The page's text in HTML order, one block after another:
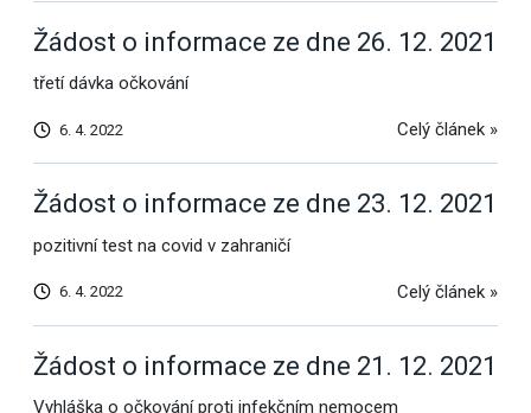
Žádost o informace ze dne 26. 12. 2021
třetí dávka očkování
6. 4. 2022 Celý článek »
Žádost o informace ze dne 23. 12. 2021
pozitivní test na covid v zahraničí
6. 4. 2022 Celý článek »
Žádost o informace ze dne 21. 12. 2021
Vyhláška o očkování proti infekčním nemocem